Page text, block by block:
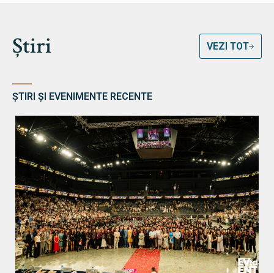
Știri VEZI TOT
ȘTIRI ȘI EVENIMENTE RECENTE